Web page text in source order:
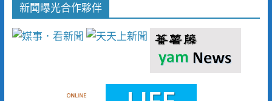
新聞曝光合作夥伴